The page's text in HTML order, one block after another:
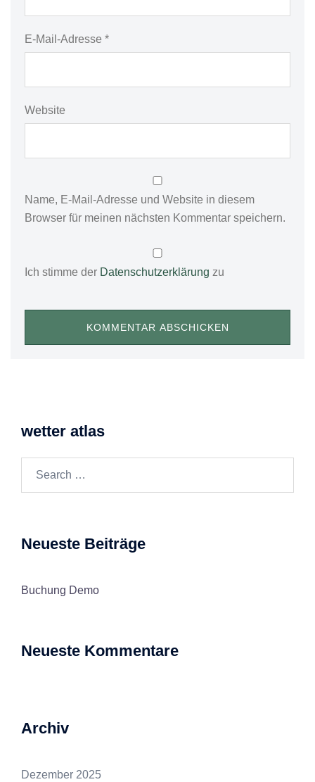
E-Mail-Adresse *
Website
Name, E-Mail-Adresse und Website in diesem
Browser für meinen nächsten Kommentar speichern.
Ich stimme der Datenschutzerklärung zu
wetter atlas
Neueste Beiträge
Buchung Demo
Neueste Kommentare
Archiv
Dezember 2025